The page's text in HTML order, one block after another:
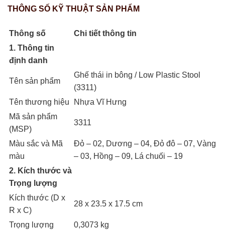
THÔNG SỐ KỸ THUẬT SẢN PHẨM
Thông số
Chi tiết thông tin
1. Thông tin
định danh
Tên sản phẩm
Ghế thái in bông / Low Plastic Stool
(3311)
Tên thương hiệu
Nhựa Vĩ Hưng
Mã sản phẩm
(MSP)
3311
Màu sắc và Mã
màu
Đỏ – 02, Dương – 04, Đỏ đô – 07, Vàng
– 03, Hồng – 09, Lá chuối – 19
2. Kích thước và
Trọng lượng
Kích thước (D x
R x C)
28 x 23.5 x 17.5 cm
Trọng lượng
0,3073 kg